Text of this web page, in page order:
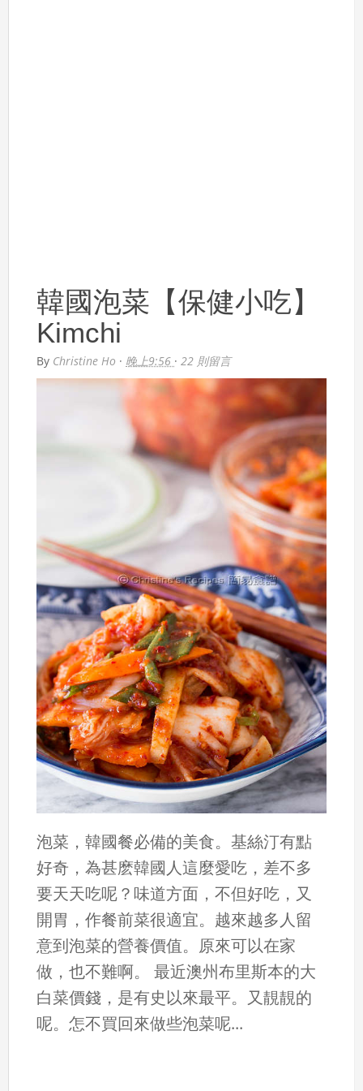
韓國泡菜【保健小吃】
Kimchi
By Christine Ho · 晚上9:56 · 22 則留言
泡菜，韓國餐必備的美食。基絲汀有點
好奇，為甚麽韓國人這麼愛吃，差不多
要天天吃呢？味道方面，不但好吃，又
開胃，作餐前菜很適宜。越來越多人留
意到泡菜的營養價值。原來可以在家
做，也不難啊。 最近澳州布里斯本的大
白菜價錢，是有史以來最平。又靚靚的
呢。怎不買回來做些泡菜呢...